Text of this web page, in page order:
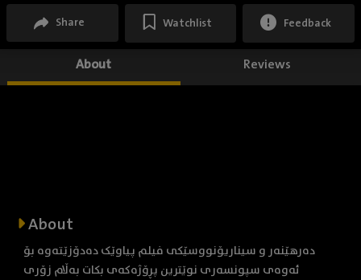
Share Watchlist Feedback
About Reviews
About
دەرهێنەر و سیناریۆنووسێکی فیلم پیاوێک دەدۆزێتەوە بۆ
ئەوەی سپونسەری نوێترین پڕۆژەکەی بکات بەڵام زۆری